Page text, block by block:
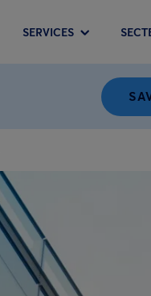
SERVICES